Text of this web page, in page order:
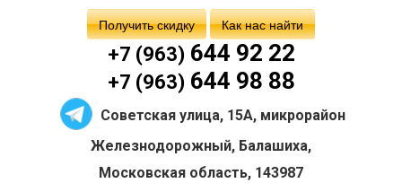
Получить скидку Как нас найти
+7 (963)644 92 22
+7 (963)644 98 88
Советская улица, 15А, микрорайон
Железнодорожный, Балашиха,
Московская область, 143987